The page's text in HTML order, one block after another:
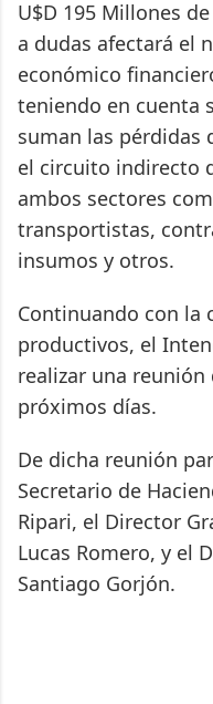
U$D 195 Millones
a dudas afectará el
económico
teniendo en cuenta
suman las pérdidas
el circuito indirecto
ambos sectores
transportistas,
insumos y otros.
Continuando con la
productivos, el
realizar una
próximos días.
De dicha reunión
Secretario de
Ripari, el Director
Lucas Romero, y el
Santiago Gorjón.